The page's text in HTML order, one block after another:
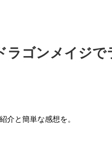
ラゴンメイジで
介と簡単な感想を。